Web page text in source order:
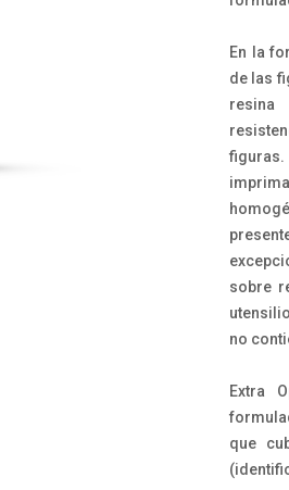
En la
de las
resina
figuras.
sobre
no
Extra
que